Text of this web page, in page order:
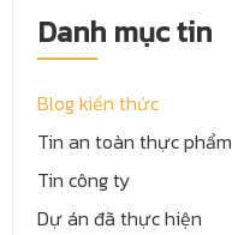
Danh mục tin
Blog kiến thức
Tin an toàn thực phẩm
Tin công ty
Dự án đã thực hiện